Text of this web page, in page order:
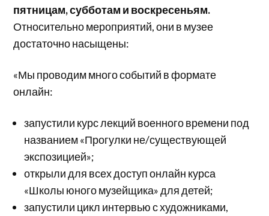
пятницам, субботам и воскресеньям.
Относительно мероприятий, они в музее
достаточно насыщены:
«Мы проводим много событий в формате
онлайн:
запустили курс лекций военного времени под
названием «Прогулки не/существующей
экспозицией»;
открыли для всех доступ онлайн курса
«Школы юного музейщика» для детей;
запустили цикл интервью с художниками,